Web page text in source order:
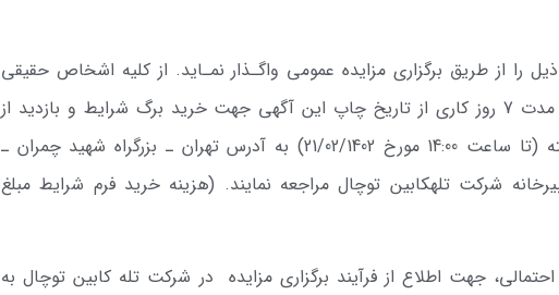
را از طریق برگزاری مزایده عمومی واگـذار نمـاید. از کلیه اشخاص حقیقی
و حقوقی واجد شرایط دعوت می­شود ظرف مدت 7 روز کاری از تاریخ چاپ این آگهی جهت خرید برگ شرایط و بازدید از
محل و تحویل پیشنهادات در پاکات دربسته (تا ساعت 14:00 مورخ 21/02/1402) به آدرس تهران ـ بزرگراه شهید چمران ـ
شرکت تله­کابین توچال مراجعه نمایند. (هزینه خرید فرم شرایط مبلغ
جهت اطلاع از فرآیند برگزاری مزایده در شرکت تله کابین توچال به